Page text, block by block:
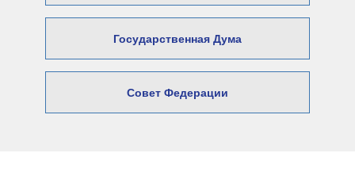
Государственная Дума
Совет Федерации